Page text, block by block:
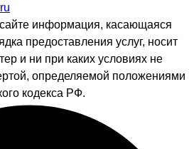
информация, касающаяся
предоставления услуг, носит
и ни при каких условиях не
определяемой положениями
кодекса РФ.